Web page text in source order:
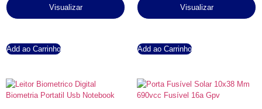
Visualizar
Add ao Carrinho
Visualizar
Add ao Carrinho